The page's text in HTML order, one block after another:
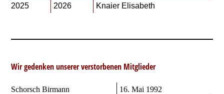
2025
2026 Knaier Elisabeth
Wir gedenken unserer verstorbenen Mitglieder
Schorsch Birmann
16. Mai 1992